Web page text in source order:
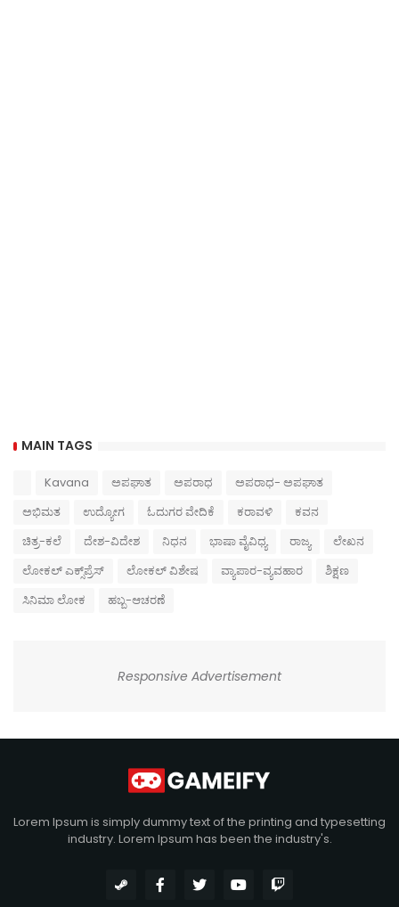
MAIN TAGS
Kavana ಅಪಘಾತ ಅಪರಾಧ
ಅಪರಾಧ- ಅಪಘಾತ
ಅಭಿಮತ
ಉದ್ಯೋಗ ಓದುಗರ ವೇದಿಕೆ ಕರಾವಳಿ
ಕವನ
ಚಿತ್ರ-ಕಲೆ
ದೇಶ-ವಿದೇಶ ನಿಧನ ಭಾಷಾ ವೈವಿಧ್ಯ ರಾಜ್ಯ
ಲೇಖನ
ಲೋಕಲ್ ಎಕ್ಸ್‌ಪ್ರೆಸ್
ಲೋಕಲ್ ವಿಶೇಷ ವ್ಯಾಪಾರ-ವ್ಯವಹಾರ
ಶಿಕ್ಷಣ
ಸಿನಿಮಾ ಲೋಕ
ಹಬ್ಬ-ಆಚರಣೆ
Responsive Advertisement
Lorem Ipsum is simply dummy text of the printing and typesetting
industry. Lorem Ipsum has been the industry's.